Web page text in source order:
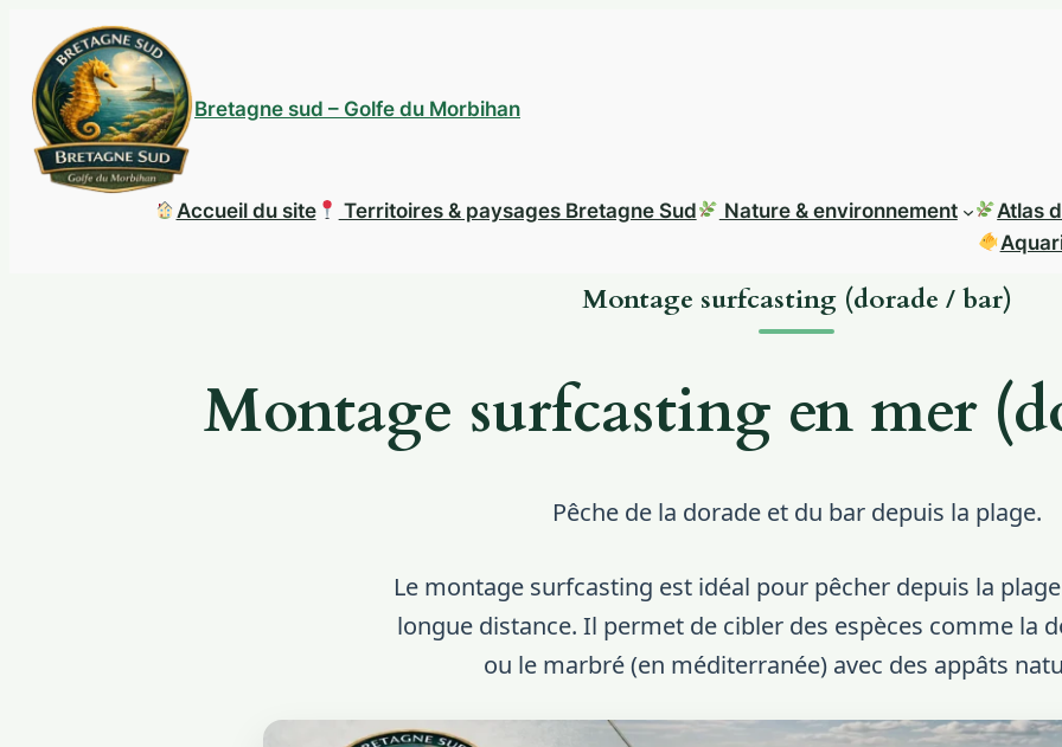
Bretagne sud – Golfe du Morbihan
Accueil du site Territoires & paysages Bretagne Sud Nature & environnement
Atlas
Montage surfcasting (dorade / bar)
Montage surfcasting en mer
Pêche de la dorade et du bar depuis la plage.
Le montage surfcasting est idéal pour pêcher depuis la
longue distance. Il permet de cibler des espèces comme la
ou le marbré (en méditerranée) avec des appâts